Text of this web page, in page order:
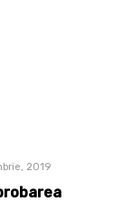
2019